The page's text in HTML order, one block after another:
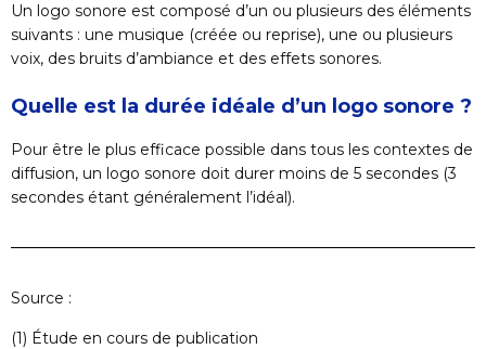
Un logo sonore est composé d’un ou plusieurs des éléments
suivants : une musique (créée ou reprise), une ou plusieurs
voix, des bruits d’ambiance et des effets sonores.
Quelle est la durée idéale d’un logo sonore ?
Pour être le plus efficace possible dans tous les contextes de
diffusion, un logo sonore doit durer moins de 5 secondes (3
secondes étant généralement l’idéal).
Source :
(1) Étude en cours de publication